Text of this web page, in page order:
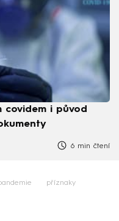
i původ
6 min čtení
příznaky